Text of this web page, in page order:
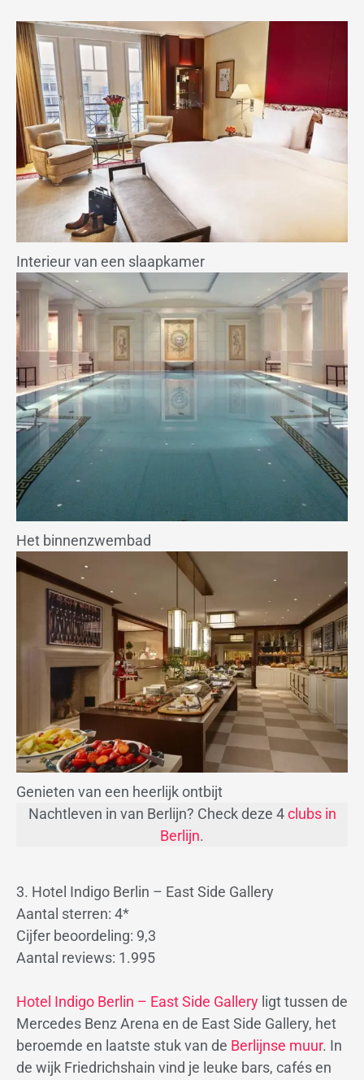
Interieur van een slaapkamer
Het binnenzwembad
Genieten van een heerlijk ontbijt
Nachtleven in van Berlijn? Check deze 4clubs in
Berlijn.
3. Hotel Indigo Berlin – East Side Gallery
Aantal sterren: 4*
Cijfer beoordeling: 9,3
Aantal reviews: 1.995
Hotel Indigo Berlin – East Side Gallery ligt tussen de
Mercedes Benz Arena en de East Side Gallery, het
beroemde en laatste stuk van de Berlijnse muur. In
de wijk Friedrichshain vind je leuke bars, cafés en